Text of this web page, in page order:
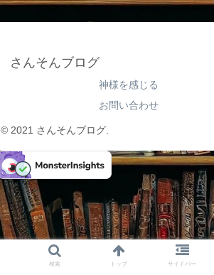
さんそんブログ
神様を感じる
お問い合わせ
© 2021 さんそんブログ.
検索 トップ サイドバー